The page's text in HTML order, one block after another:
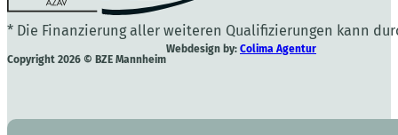
* Die Finanzierung aller weiteren Qualifizierungen kann
Copyright 2026 © BZE Mannheim
Webdesign by: Colima Agentur